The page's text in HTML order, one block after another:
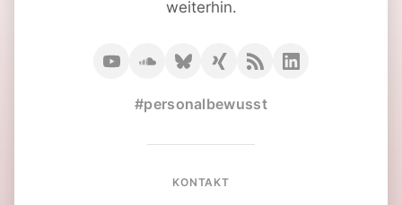
weiterhin.
#personalbewusst
KONTAKT